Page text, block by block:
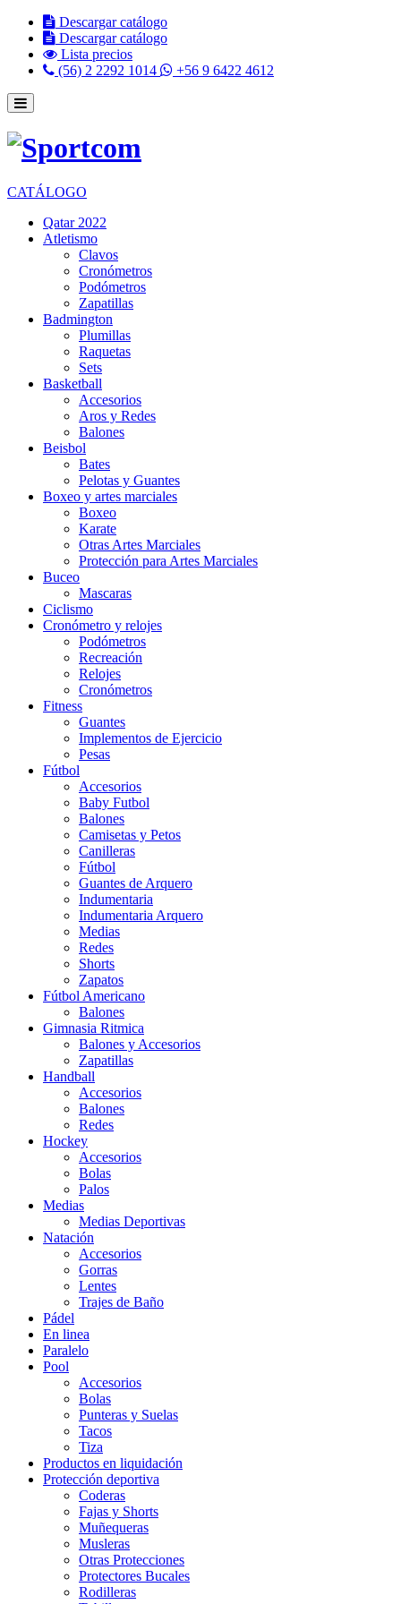
Descargar catálogo
Descargar catálogo
Lista precios
(56) 2 2292 1014
+56 9 6422 4612
CATÁLOGO
Qatar 2022
Atletismo
Clavos
Cronómetros
Podómetros
Zapatillas
Badmington
Plumillas
Raquetas
Sets
Basketball
Accesorios
Aros y Redes
Balones
Beisbol
Bates
Pelotas y Guantes
Boxeo y artes marciales
Boxeo
Karate
Otras Artes Marciales
Protección para Artes Marciales
Buceo
Mascaras
Ciclismo
Cronómetro y relojes
Podómetros
Recreación
Relojes
Cronómetros
Fitness
Guantes
Implementos de Ejercicio
Pesas
Fútbol
Accesorios
Baby Futbol
Balones
Camisetas y Petos
Canilleras
Fútbol
Guantes de Arquero
Indumentaria
Indumentaria Arquero
Medias
Redes
Shorts
Zapatos
Fútbol Americano
Balones
Gimnasia Ritmica
Balones y Accesorios
Zapatillas
Handball
Accesorios
Balones
Redes
Hockey
Accesorios
Bolas
Palos
Medias
Medias Deportivas
Natación
Accesorios
Gorras
Lentes
Trajes de Baño
Pádel
En linea
Paralelo
Pool
Accesorios
Bolas
Punteras y Suelas
Tacos
Tiza
Productos en liquidación
Protección deportiva
Coderas
Fajas y Shorts
Muñequeras
Musleras
Otras Protecciones
Protectores Bucales
Rodilleras